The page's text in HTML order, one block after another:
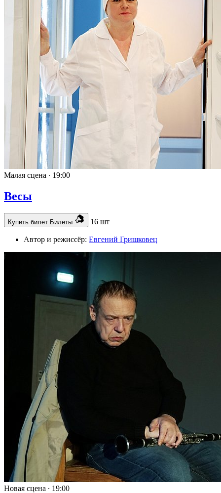
Малая сцена ∙ 19:00
Весы
Купить билет Билеты 16 шт
Автор и режиссёр: Евгений Гришковец
Новая сцена ∙ 19:00